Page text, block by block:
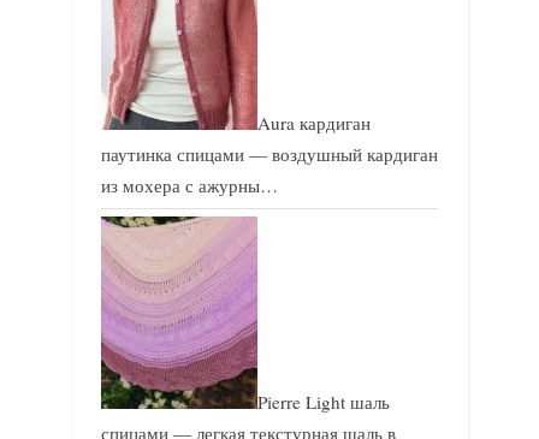
Aura кардиган
паутинка спицами — воздушный кардиган
из мохера с ажурны…
Pierre Light шаль
спицами — легкая текстурная шаль в